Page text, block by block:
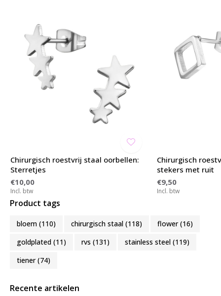
Chirurgisch roestvrij staal oorbellen:
Sterretjes
€10,00
Incl. btw
Chirurgisch
stekers met ruit
€9,50
Incl. btw
Product tags
bloem (110) chirurgisch staal (118) flower(16)
goldplated (11) rvs (131) stainless steel (119)
tiener(74)
Recente artikelen